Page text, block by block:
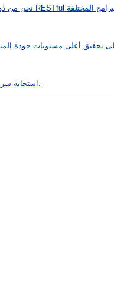
استجابة سريعة للأزمات والتعافي منها لمشاريعك البرمجية الهامة.